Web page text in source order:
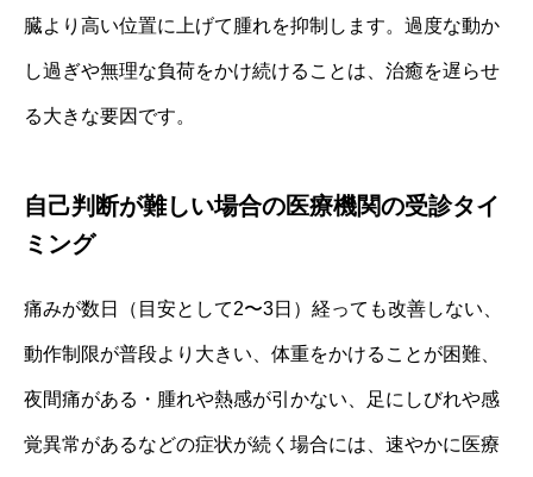
臓より高い位置に上げて腫れを抑制します。過度な動か
し過ぎや無理な負荷をかけ続けることは、治癒を遅らせ
る大きな要因です。
自己判断が難しい場合の医療機関の受診タイ
ミング
痛みが数日（目安として2〜3日）経っても改善しない、
動作制限が普段より大きい、体重をかけることが困難、
夜間痛がある・腫れや熱感が引かない、足にしびれや感
覚異常があるなどの症状が続く場合には、速やかに医療